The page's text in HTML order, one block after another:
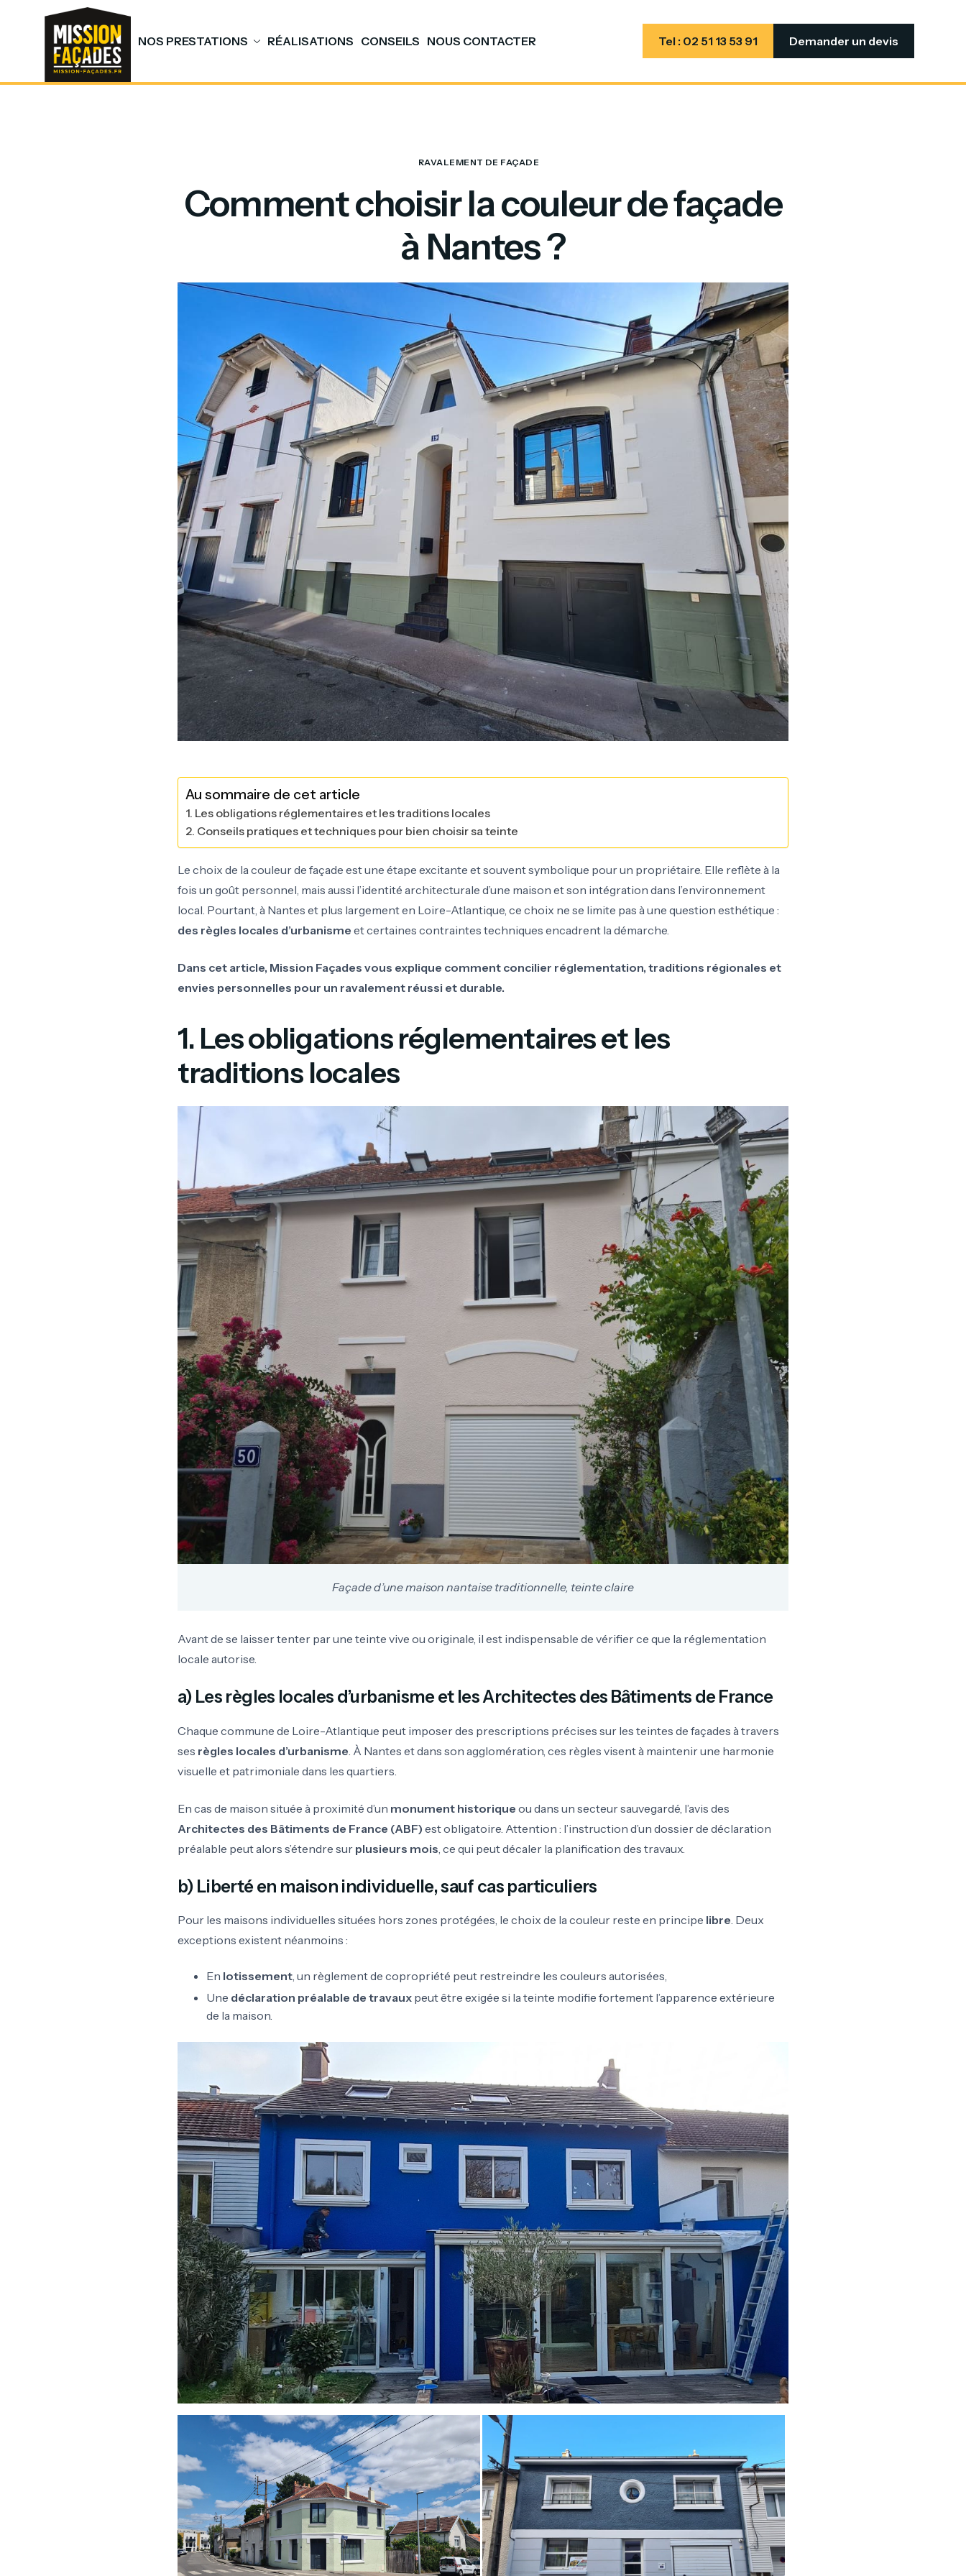
NOS PRESTATIONS RÉALISATIONS CONSEILS NOUS CONTACTER Tel : 02 51 13 53 91 Demander un devis
RAVALEMENT DE FAÇADE
Comment choisir la couleur de façade
à Nantes ?
Au sommaire de cet article
1. Les obligations réglementaires et les traditions locales
2. Conseils pratiques et techniques pour bien choisir sa teinte
Le choix de la couleur de façade est une étape excitante et souvent symbolique pour un propriétaire. Elle reflète à la
fois un goût personnel, mais aussi l’identité architecturale d’une maison et son intégration dans l’environnement
local. Pourtant, à Nantes et plus largement en Loire-Atlantique, ce choix ne se limite pas à une question esthétique :
des règles locales d’urbanisme et certaines contraintes techniques encadrent la démarche.
Dans cet article, Mission Façades vous explique comment concilier réglementation, traditions régionales et
envies personnelles pour un ravalement réussi et durable.
1. Les obligations réglementaires et les
traditions locales
Façade d’une maison nantaise traditionnelle, teinte claire
Avant de se laisser tenter par une teinte vive ou originale, il est indispensable de vérifier ce que la réglementation
locale autorise.
a) Les règles locales d’urbanisme et les Architectes des Bâtiments de France
Chaque commune de Loire-Atlantique peut imposer des prescriptions précises sur les teintes de façades à travers
ses règles locales d’urbanisme . À Nantes et dans son agglomération, ces règles visent à maintenir une harmonie
visuelle et patrimoniale dans les quartiers.
En cas de maison située à proximité d’un monument historique ou dans un secteur sauvegardé, l’avis des
Architectes des Bâtiments de France (ABF) est obligatoire. Attention : l’instruction d’un dossier de déclaration
préalable peut alors s’étendre sur plusieurs mois , ce qui peut décaler la planification des travaux.
b) Liberté en maison individuelle, sauf cas particuliers
Pour les maisons individuelles situées hors zones protégées, le choix de la couleur reste en principe libre . Deux
exceptions existent néanmoins :
En lotissement , un règlement de copropriété peut restreindre les couleurs autorisées,
Une déclaration préalable de travaux peut être exigée si la teinte modifie fortement l’apparence extérieure
de la maison.